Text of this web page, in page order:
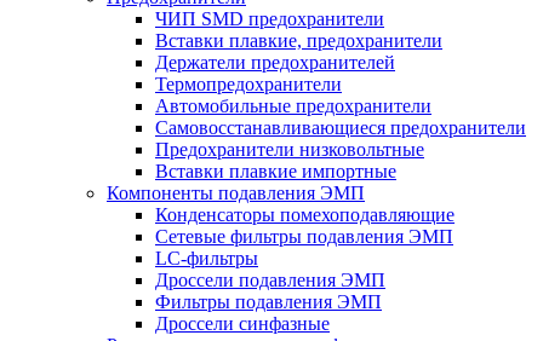
ЧИП SMD предохранители
Вставки плавкие, предохранители
Держатели предохранителей
Термопредохранители
Автомобильные предохранители
Самовосстанавливающиеся предохранители
Предохранители низковольтные
Вставки плавкие импортные
Компоненты подавления ЭМП
Конденсаторы помехоподавляющие
Сетевые фильтры подавления ЭМП
LC-фильтры
Дроссели подавления ЭМП
Фильтры подавления ЭМП
Дроссели синфазные